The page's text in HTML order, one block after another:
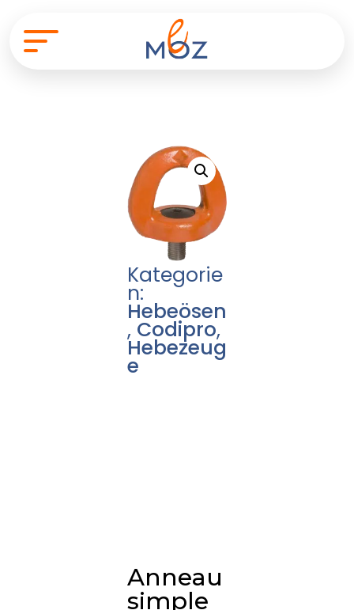
Kategorie
n:
Hebeösen
, Codipro,
Hebezeug
e
Anneau
simple